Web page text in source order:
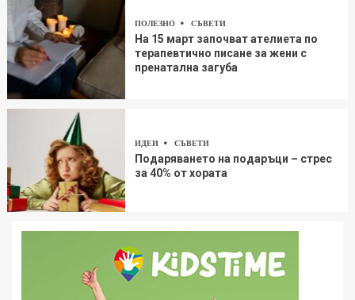
ПОЛЕЗНО СЪВЕТИ
На 15 март започват ателиета по
терапевтично писане за жени с
пренатална загуба
ИДЕИ СЪВЕТИ
Подаряването на подаръци – стрес
за 40% от хората